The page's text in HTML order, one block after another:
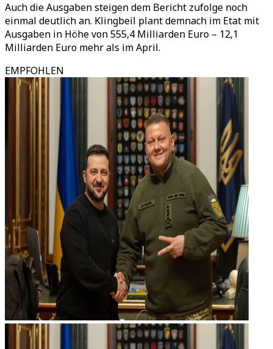
Auch die Ausgaben steigen dem Bericht zufolge noch
einmal deutlich an. Klingbeil plant demnach im Etat mit
Ausgaben in Höhe von 555,4 Milliarden Euro – 12,1
Milliarden Euro mehr als im April.
EMPFOHLEN